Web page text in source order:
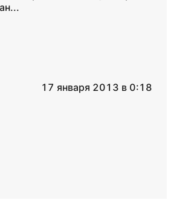
17 января 2013 в 0:18